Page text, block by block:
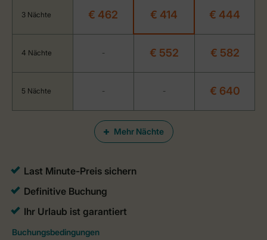
Mehr Nächte
3 Nächte € 462 € 414 € 444
4 Nächte - € 552 € 582
5 Nächte - - € 640